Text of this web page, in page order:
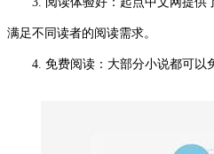
满足不同读者的阅读需求。
4. 免费阅读：大部分小说都可以免